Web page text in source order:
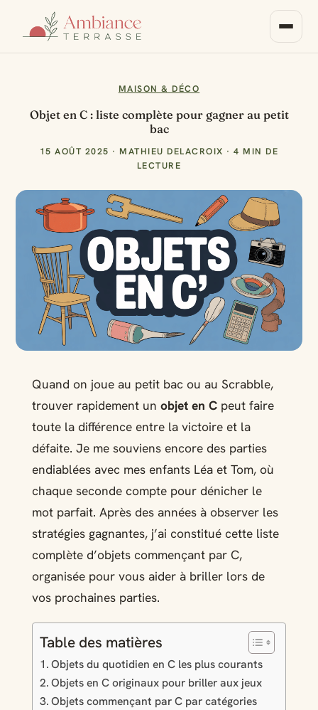
MAISON & DÉCO
Objet en C : liste complète pour gagner au petit
bac
15 AOÛT 2025 · MATHIEU DELACROIX · 4 MIN DE
LECTURE
Quand on joue au petit bac ou au Scrabble,
trouver rapidement un objet en Cpeut faire
toute la différence entre la victoire et la
défaite. Je me souviens encore des parties
endiablées avec mes enfants Léa et Tom, où
chaque seconde compte pour dénicher le
mot parfait. Après des années à observer les
stratégies gagnantes, j’ai constitué cette liste
complète d’objets commençant par C,
organisée pour vous aider à briller lors de
vos prochaines parties.
Table des matières
Objets du quotidien en C les plus courants
Objets en C originaux pour briller aux jeux
Objets commençant par C par catégories